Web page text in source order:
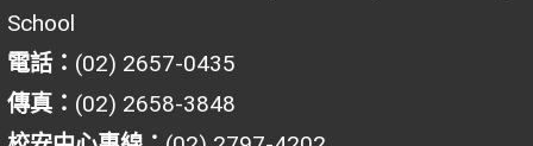
School
電話： (02) 2657-0435
傳真： (02) 2658-3848